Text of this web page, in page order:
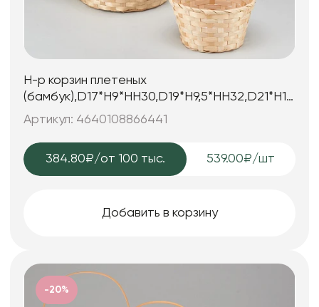
Н-р корзин плетеных
шт.н
Артикул: 4640108866441
384.80₽/от 100 тыс. 539.00₽/шт
Добавить в корзину
-20%